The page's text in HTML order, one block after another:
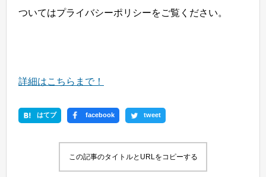
ついてはプライバシーポリシーをご覧ください。
詳細はこちらまで！
はてブ facebook tweet
この記事のタイトルとURLをコピーする